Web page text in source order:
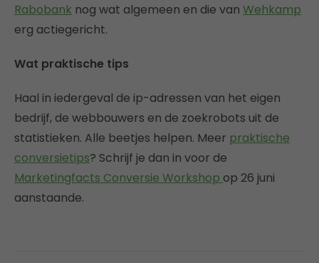
Rabobank nog wat algemeen en die van Wehkamp
erg actiegericht.
Wat praktische tips
Haal in iedergeval de ip-adressen van het eigen
bedrijf, de webbouwers en de zoekrobots uit de
statistieken. Alle beetjes helpen. Meer praktische
conversietips? Schrijf je dan in voor de
Marketingfacts Conversie Workshop op 26 juni
aanstaande.